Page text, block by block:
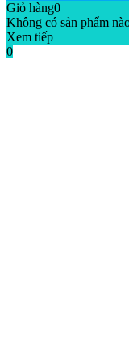
Giỏ hàng0
Không có sản phẩm
Xem tiếp
0